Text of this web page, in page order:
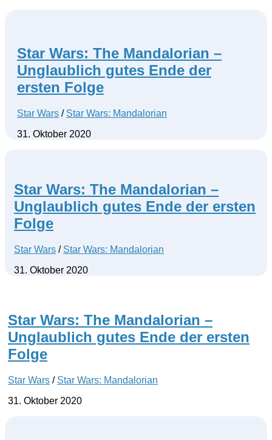
Star Wars: The Mandalorian –
Unglaublich gutes Ende der
ersten Folge
Star Wars / Star Wars: Mandalorian
31. Oktober 2020
Star Wars: The Mandalorian –
Unglaublich gutes Ende der ersten
Folge
Star Wars / Star Wars: Mandalorian
31. Oktober 2020
Star Wars: The Mandalorian –
Unglaublich gutes Ende der ersten
Folge
Star Wars / Star Wars: Mandalorian
31. Oktober 2020